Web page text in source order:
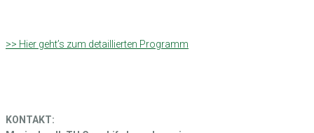
>> Hier geht’s zum detaillierten Programm
KONTAKT: